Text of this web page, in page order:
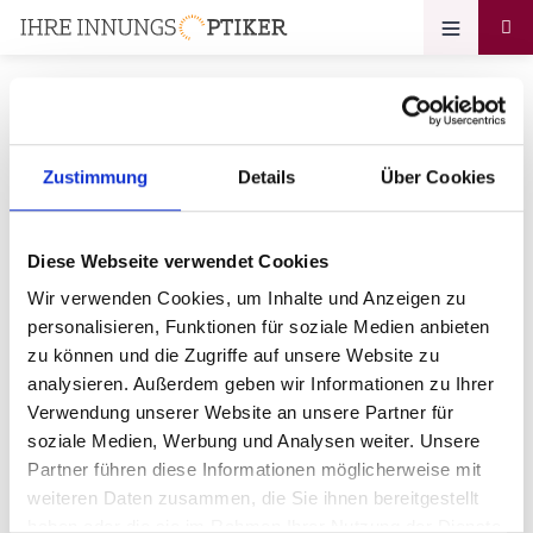
Zustimmung Details Über Cookies
Diese Webseite verwendet Cookies
Wir verwenden Cookies, um Inhalte und Anzeigen zu
personalisieren, Funktionen für soziale Medien anbieten
zu können und die Zugriffe auf unsere Website zu
analysieren. Außerdem geben wir Informationen zu Ihrer
Verwendung unserer Website an unsere Partner für
soziale Medien, Werbung und Analysen weiter. Unsere
Partner führen diese Informationen möglicherweise mit
weiteren Daten zusammen, die Sie ihnen bereitgestellt
Ihr Zugang zum
Optik Puzig GmbH
Bitte geben Sie Ihr Passwort ein: